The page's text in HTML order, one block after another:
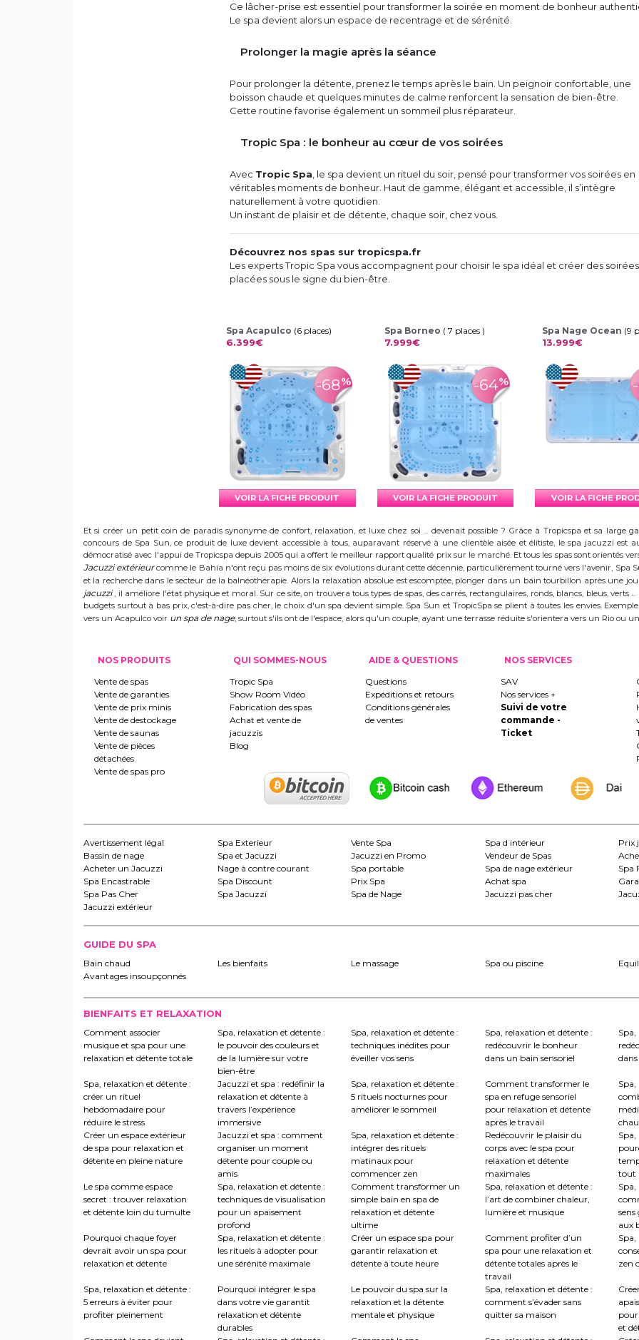
Ce lâcher-prise est essentiel pour transformer la soirée en moment de bonheur
Le spa devient alors un espace de recentrage et de sérénité.
Prolonger la magie après la séance
Pour prolonger la détente, prenez le temps après le bain. Un peignoir confortable, une
boisson chaude et quelques minutes de calme renforcent la sensation de bien-être.
Cette routine favorise également un sommeil plus réparateur.
Tropic Spa : le bonheur au cœur de vos soirées
Avec Tropic Spa , le spa devient un rituel du soir, pensé pour transformer vos soirées en
véritables moments de bonheur. Haut de gamme, élégant et accessible, il s’intègre
naturellement à votre quotidien.
Un instant de plaisir et de détente, chaque soir, chez vous.
Découvrez nos spas sur tropicspa.fr
Les experts Tropic Spa vous accompagnent pour choisir le spa idéal et créer des soirées
placées sous le signe du bien-être.
Spa Acapulco (6 places)
6.399€
-68%
VOIR LA FICHE PRODUIT
Spa Borneo ( 7 places )
7.999€
-64%
VOIR LA FICHE PRODUIT
Spa Nage Ocean (9
13.999€
VOIR LA FICHE
Et si créer un petit coin de paradis synonyme de confort, relaxation, et luxe chez soi ... devenait possible ? Grâce à Tropicspa et sa large
concours de Spa Sun, ce produit de luxe devient accessible à tous, auparavant réservé à une clientèle aisée et élitiste, le spa jacuzzi
démocratisé avec l'appui de Tropicspa depuis 2005 qui a offert le meilleur rapport qualité prix sur le marché. Et tous les spas sont orientés
Jacuzzi extérieurcomme le Bahia n'ont reçu pas moins de six évolutions durant cette décennie, particulièrement tourné vers l'avenir, Spa
et la recherche dans le secteur de la balnéothérapie. Alors la relaxation absolue est escomptée, plonger dans un bain tourbillon après une
jacuzzi, il améliore l'état physique et moral. Sur ce site, on trouvera tous types de spas, des carrés, rectangulaires, ronds, blancs, bleus, verts
budgets surtout à bas prix, c'est-à-dire pas cher, le choix d'un spa devient simple. Spa Sun et TropicSpa se plient à toutes les envies.
vers un Acapulco voir un spa de nage, surtout s'ils ont de l'espace, alors qu'un couple, ayant une terrasse réduite s'orientera vers un Rio ou
NOS PRODUITS
Vente de spas
Vente de garanties
Vente de prix minis
Vente de destockage
Vente de saunas
Vente de pièces
détachées
Vente de spas pro
QUI SOMMES-NOUS
Tropic Spa
Show Room Vidéo
Fabrication des spas
Achat et vente de
jacuzzis
Blog
AIDE & QUESTIONS
Questions
Expéditions et retours
Conditions générales
de ventes
NOS SERVICES
SAV
Nos services +
Suivi de votre
commande -
Ticket
Avertissement légal Spa Exterieur Vente Spa Spa d intérieur
Prix
Bassin de nage
Spa et Jacuzzi Jacuzzi en Promo Vendeur de Spas
Acheter un Jacuzzi
Nage à contre courant Spa portable Spa de nage extérieur
Spa
Spa Encastrable
Spa Discount Prix Spa Achat spa
Spa Pas Cher
Spa Jacuzzi Spa de Nage Jacuzzi pas cher
Jacuzzi extérieur
GUIDE DU SPA
Bain chaud Les bienfaits Le massage Spa ou piscine
Avantages insoupçonnés
BIENFAITS ET RELAXATION
Comment associer
musique et spa pour une
relaxation et détente totale
Spa, relaxation et détente :
le pouvoir des couleurs et
de la lumière sur votre
bien-être
Spa, relaxation et détente :
techniques inédites pour
éveiller vos sens
Spa, relaxation et détente :
redécouvrir le bonheur
dans un bain sensoriel
Spa, relaxation et détente :
créer un rituel
hebdomadaire pour
réduire le stress
Jacuzzi et spa : redéfinir la
relaxation et détente à
travers l’expérience
immersive
Spa, relaxation et détente :
5 rituels nocturnes pour
améliorer le sommeil
Comment transformer le
spa en refuge sensoriel
pour relaxation et détente
après le travail
Créer un espace extérieur
de spa pour relaxation et
détente en pleine nature
Jacuzzi et spa : comment
organiser un moment
détente pour couple ou
amis
Spa, relaxation et détente :
intégrer des rituels
matinaux pour
commencer zen
Redécouvrir le plaisir du
corps avec le spa pour
relaxation et détente
maximales
tout
Le spa comme espace
secret : trouver relaxation
et détente loin du tumulte
Spa, relaxation et détente :
techniques de visualisation
pour un apaisement
profond
Comment transformer un
simple bain en spa de
relaxation et détente
ultime
Spa, relaxation et détente :
l’art de combiner chaleur,
lumière et musique
sens
aux
Pourquoi chaque foyer
devrait avoir un spa pour
relaxation et détente
Spa, relaxation et détente :
les rituels à adopter pour
une sérénité maximale
Créer un espace spa pour
garantir relaxation et
détente à toute heure
Comment profiter d’un
spa pour une relaxation et
détente totales après le
travail
zen
Spa, relaxation et détente :
5 erreurs à éviter pour
profiter pleinement
Pourquoi intégrer le spa
dans votre vie garantit
relaxation et détente
durables
Le pouvoir du spa sur la
relaxation et la détente
mentale et physique
Spa, relaxation et détente :
comment s’évader sans
quitter sa maison
et